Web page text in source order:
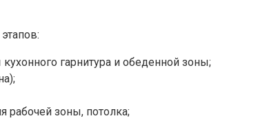
гарнитура и обеденной зоны;
рабочей зоны, потолка;